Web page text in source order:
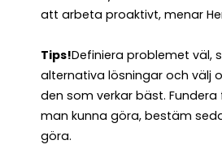
att arbeta proaktivt, menar
Tips!Definiera problemet väl,
alternativa lösningar och välj
den som verkar bäst.
man kunna göra, bestäm
göra.